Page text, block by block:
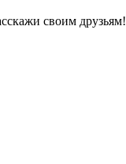
своим друзьям!